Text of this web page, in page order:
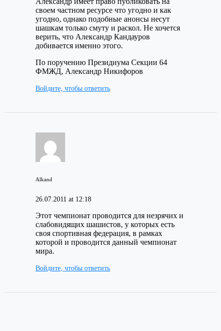
своем частном ресурсе что угодно и как
угодно, однако подобные анонсы несут
шашкам только смуту и раскол. Не хочется
верить, что Александр Кандауров
добивается именно этого.
По поручению Президиума Секции 64
ФМЖД, Александр Никифоров
Войдите, чтобы ответить
Alkand
26.07.2011 at 12:18
Этот чемпионат проводится для незрячих и
слабовидящих шашистов, у которых есть
своя спортивная федерация, в рамках
которой и проводится данный чемпионат
мира.
Войдите, чтобы ответить